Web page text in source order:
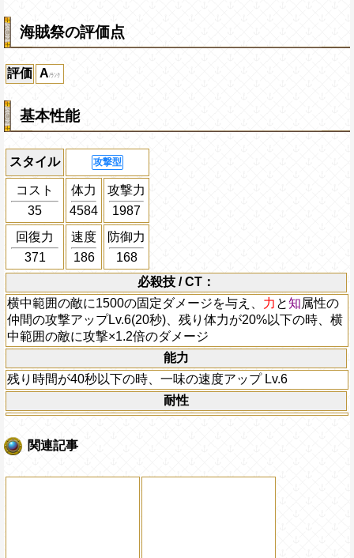
海賊祭の評価点
評価 A
基本性能
スタイル 攻撃型
コスト
35
体力
4584
攻撃力
1987
回復力
371
速度
186
防御力
168
必殺技 / CT：
横中範囲の敵に1500の固定ダメージを与え、 力 と知属性の
仲間の攻撃アップLv.6(20秒)、残り体力が20%以下の時、横
中範囲の敵に攻撃×1.2倍のダメージ
能力
残り時間が40秒以下の時、一味の速度アップ Lv.6
耐性
関連記事